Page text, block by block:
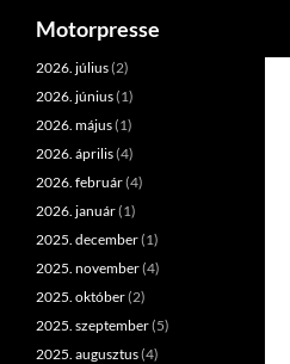
Kilépés
tartalomba
Motorpresse
2026. július(2)
2026. június(1)
2026. május(1)
2026. április(4)
2026. február(4)
2026. január(1)
2025. december(1)
2025. november(4)
2025. október(2)
2025. szeptember(5)
2025. augusztus(4)